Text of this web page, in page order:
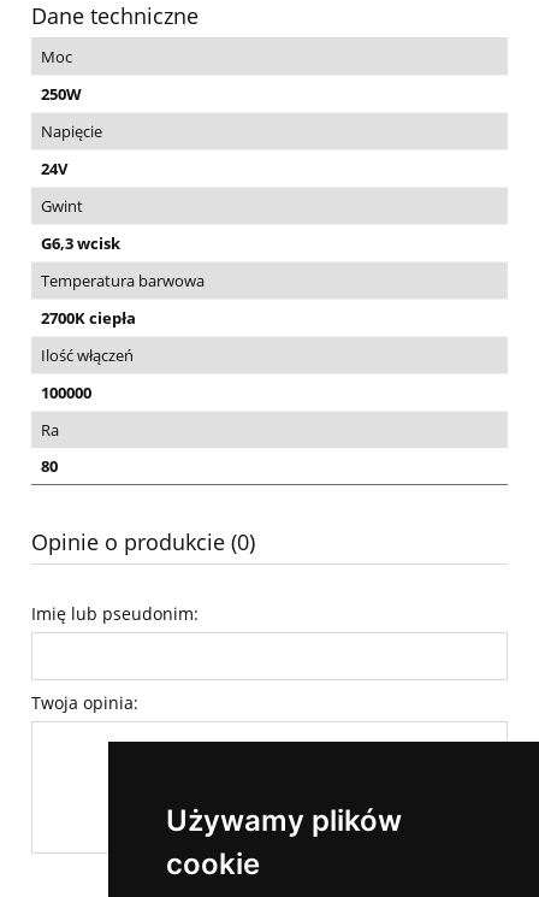
Używamy plików
cookie
Dane techniczne
Moc
250W
Napięcie
24V
Gwint
G6,3 wcisk
Temperatura barwowa
2700K ciepła
Ilość włączeń
100000
Ra
80
Opinie o produkcie (0)
Imię lub pseudonim:
Twoja opinia: